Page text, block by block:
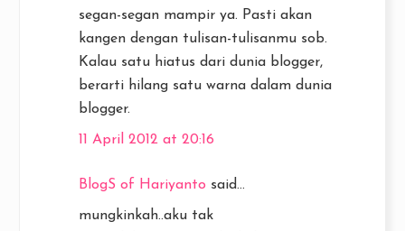
segan-segan mampir ya. Pasti akan
kangen dengan tulisan-tulisanmu sob.
Kalau satu hiatus dari dunia blogger,
berarti hilang satu warna dalam dunia
blogger.
11 April 2012 at 20:16
BlogS of Hariyanto said...
mungkinkah..aku tak